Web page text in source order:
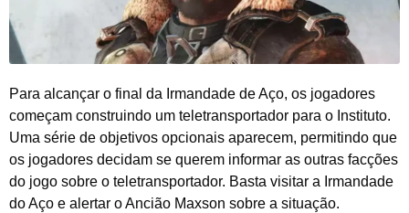
Para alcançar o final da Irmandade de Aço, os jogadores
começam construindo um teletransportador para o Instituto.
Uma série de objetivos opcionais aparecem, permitindo que
os jogadores decidam se querem informar as outras facções
do jogo sobre o teletransportador. Basta visitar a Irmandade
do Aço e alertar o Ancião Maxson sobre a situação.